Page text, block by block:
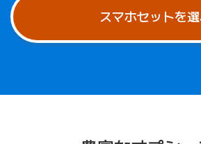
スマホセットを